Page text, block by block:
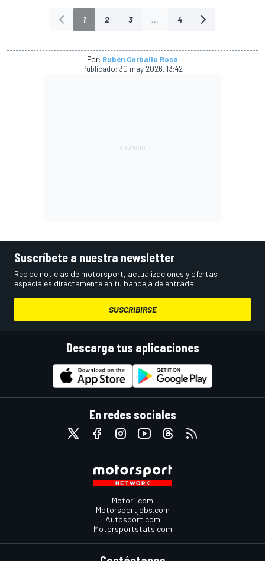
1 2 3 ... 4
Por: Rubén Carballo Rosa
Publicado: 30 may 2026, 13:42
Suscríbete a nuestra newsletter
Recibe noticias de motorsport, actualizaciones y ofertas
especiales directamente en tu bandeja de entrada.
SUSCRIBIRSE
Descarga tus aplicaciones
En redes sociales
Motor1.com
Motorsportjobs.com
Autosport.com
Motorsportstats.com